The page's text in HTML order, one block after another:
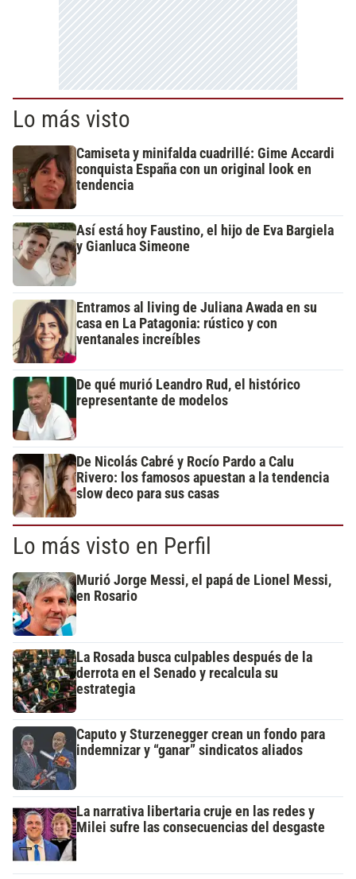
Lo más visto
Camiseta y minifalda cuadrillé: Gime Accardi
conquista España con un original look en
tendencia
Así está hoy Faustino, el hijo de Eva Bargiela
y Gianluca Simeone
Entramos al living de Juliana Awada en su
casa en La Patagonia: rústico y con
ventanales increíbles
De qué murió Leandro Rud, el histórico
representante de modelos
De Nicolás Cabré y Rocío Pardo a Calu
Rivero: los famosos apuestan a la tendencia
slow deco para sus casas
Lo más visto en Perfil
Murió Jorge Messi, el papá de Lionel Messi,
en Rosario
La Rosada busca culpables después de la
derrota en el Senado y recalcula su
estrategia
Caputo y Sturzenegger crean un fondo para
indemnizar y “ganar” sindicatos aliados
La narrativa libertaria cruje en las redes y
Milei sufre las consecuencias del desgaste